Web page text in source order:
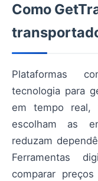
Como
Plataformas
tecnologia para
em tempo real,
escolham as
reduzam
Ferramentas
comparar